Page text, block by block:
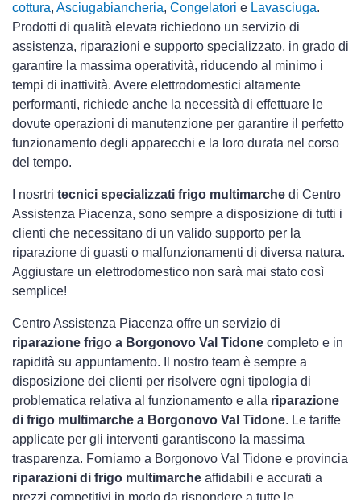
cottura, Asciugabiancheria, Congelatori e Lavasciuga.
Prodotti di qualità elevata richiedono un servizio di
assistenza, riparazioni e supporto specializzato, in grado di
garantire la massima operatività, riducendo al minimo i
tempi di inattività. Avere elettrodomestici altamente
performanti, richiede anche la necessità di effettuare le
dovute operazioni di manutenzione per garantire il perfetto
funzionamento degli apparecchi e la loro durata nel corso
del tempo.
I nosrtri tecnici specializzati frigo multimarche di Centro
Assistenza Piacenza, sono sempre a disposizione di tutti i
clienti che necessitano di un valido supporto per la
riparazione di guasti o malfunzionamenti di diversa natura.
Aggiustare un elettrodomestico non sarà mai stato così
semplice!
Centro Assistenza Piacenza offre un servizio di
riparazione frigo a Borgonovo Val Tidone completo e in
rapidità su appuntamento. Il nostro team è sempre a
disposizione dei clienti per risolvere ogni tipologia di
problematica relativa al funzionamento e alla riparazione
di frigo multimarche a Borgonovo Val Tidone. Le tariffe
applicate per gli interventi garantiscono la massima
trasparenza. Forniamo a Borgonovo Val Tidone e provincia
riparazioni di frigo multimarche affidabili e accurati a